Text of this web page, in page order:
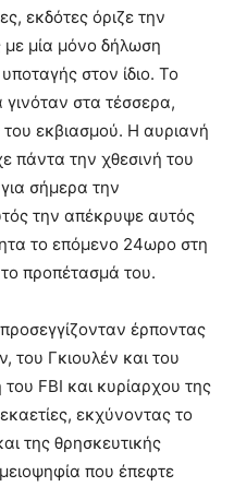
εκδότες όριζε την
μία μόνο δήλωση
στον ίδιο. Το
στα τέσσερα,
εκβιασμού. Η αυριανή
πάντα την χθεσινή του
σήμερα την
την απέκρυψε αυτός
το επόμενο 24ωρο στη
προπέτασμά του.
έρποντας
του Γκιουλέν και του
FBI και κυρίαρχου της
εκχύνοντας το
της θρησκευτικής
που έπεφτε